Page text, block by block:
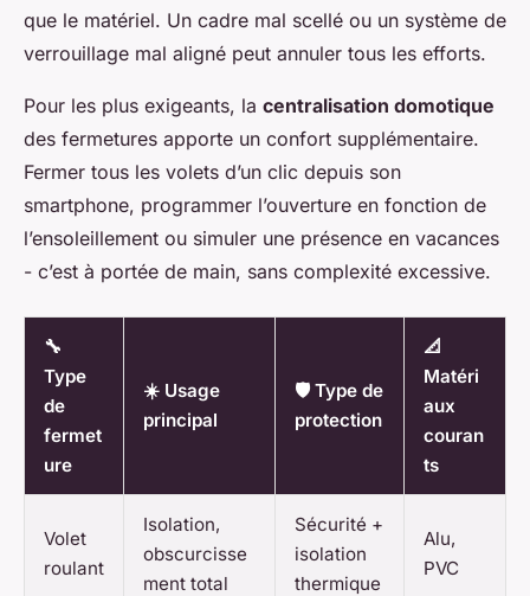
que le matériel. Un cadre mal scellé ou un système de
verrouillage mal aligné peut annuler tous les efforts.
Pour les plus exigeants, la centralisation domotique
des fermetures apporte un confort supplémentaire.
Fermer tous les volets d’un clic depuis son
smartphone, programmer l’ouverture en fonction de
l’ensoleillement ou simuler une présence en vacances
- c’est à portée de main, sans complexité excessive.
🔧
Type
de
fermet
ure
☀️ Usage
principal
🛡️ Type de
protection
📐
Matéri
aux
couran
ts
Volet
roulant
Isolation,
obscurcisse
ment total
Sécurité +
isolation
thermique
Alu,
PVC